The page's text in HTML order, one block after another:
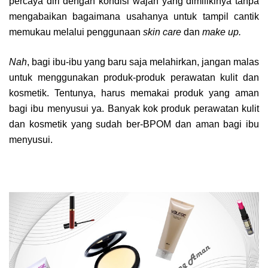
mengabaikan bagaimana usahanya untuk tampil cantik
memukau melalui penggunaan skin care dan make up.
Nah, bagi ibu-ibu yang baru saja melahirkan, jangan malas
untuk menggunakan produk-produk perawatan kulit dan
kosmetik. Tentunya, harus memakai produk yang aman
bagi ibu menyusui ya. Banyak kok produk perawatan kulit
dan kosmetik yang sudah ber-BPOM dan aman bagi ibu
menyusui.